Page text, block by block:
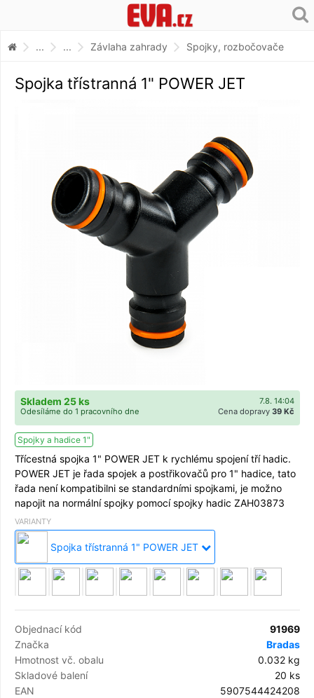
... ... Závlaha zahrady Spojky, rozbočovače
Spojka třístranná 1" POWER JET
7.8. 14:04
Skladem 25 ks
Cena dopravy 39 Kč
Odesíláme do 1 pracovního dne
Spojky a hadice 1"
Třícestná spojka 1" POWER JET k rychlému spojení tří hadic.
POWER JET je řada spojek a postřikovačů pro 1" hadice, tato
řada není kompatibilni se standardními spojkami, je možno
napojit na normální spojky pomocí spojky hadic ZAH03873
VARIANTY
Spojka třístranná 1" POWER JET
Objednací kód
91969
Značka
Bradas
Hmotnost vč. obalu
0.032 kg
Skladové balení
20 ks
EAN
5907544424208